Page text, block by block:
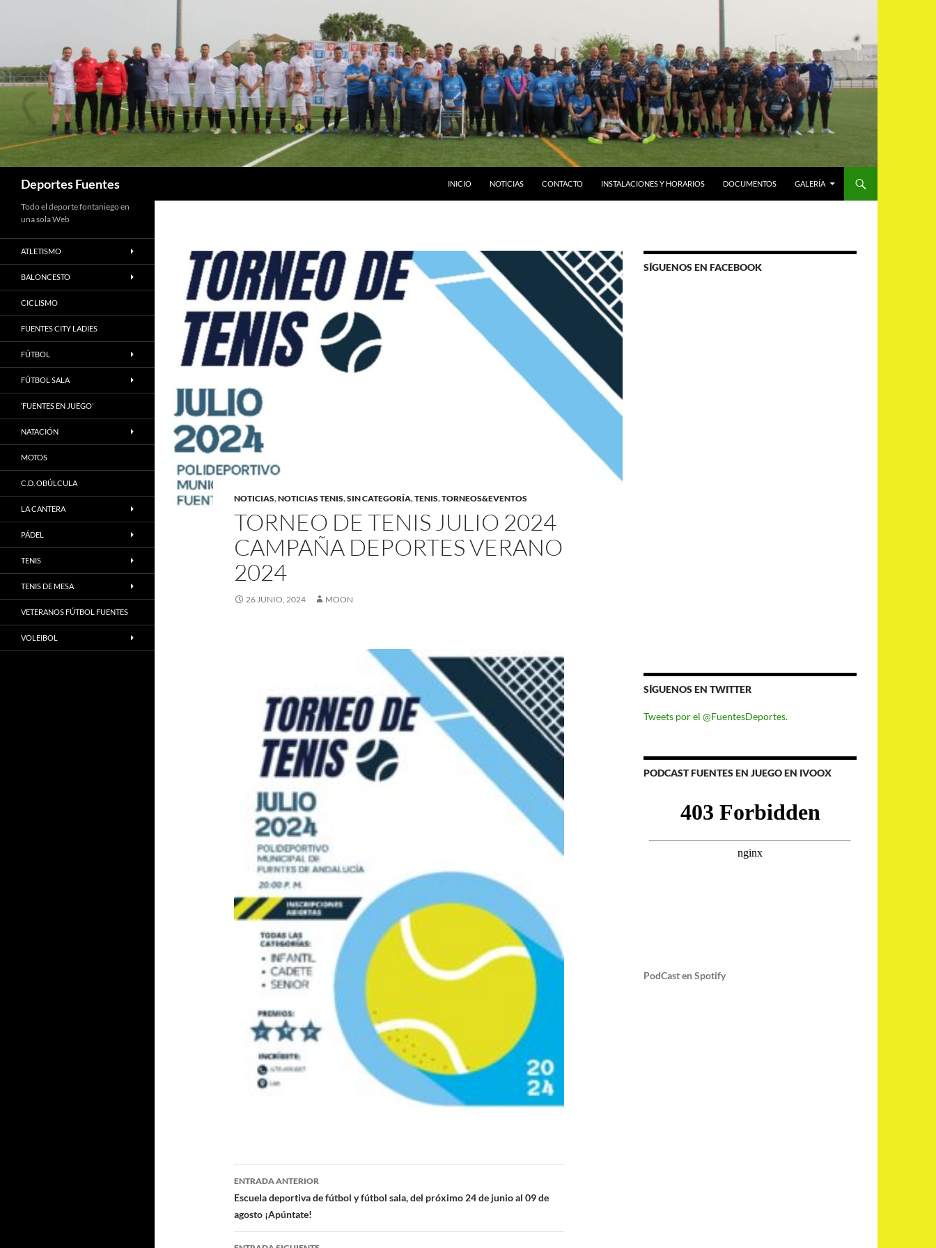
Deportes Fuentes INICIO NOTICIAS CONTACTO INSTALACIONES Y HORARIOS DOCUMENTOS GALERÍA
NOTICIAS,NOTICIAS TENIS,SIN CATEGORÍA,TENIS,TORNEOS&EVENTOS
TORNEO DE TENIS JULIO 2024
CAMPAÑA DEPORTES VERANO
2024
26 JUNIO, 2024 MOON
Navegación
de
entradas
ENTRADA ANTERIOR
Escuela deportiva de fútbol y fútbol sala, del próximo 24 de junio al 09 de
agosto ¡Apúntate!
SÍGUENOS EN FACEBOOK
SÍGUENOS EN TWITTER
Tweets por el @FuentesDeportes.
PODCAST FUENTES EN JUEGO EN IVOOX
PodCast en Spotify
Todo el deporte fontaniego en
una sola Web
ATLETISMO
BALONCESTO
CICLISMO
FUENTES CITY LADIES
FÚTBOL
FÚTBOL SALA
‘FUENTES EN JUEGO’
NATACIÓN
MOTOS
C.D. OBÚLCULA
LA CANTERA
PÁDEL
TENIS
TENIS DE MESA
VETERANOS FÚTBOL FUENTES
VOLEIBOL